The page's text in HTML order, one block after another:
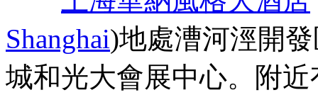
Shanghai)地處漕河涇開
城和光大會展中心。附